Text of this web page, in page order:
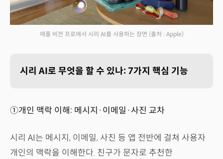
애플 비전 프로에서 시리 AI를 사용하는 장면 (출처 : Apple)
시리 AI로 무엇을 할 수 있나: 7가지 핵심 기능
①개인 맥락 이해: 메시지·이메일·사진 교차
시리 AI는 메시지, 이메일, 사진 등 앱 전반에 걸쳐 사용자
개인의 맥락을 이해한다. 친구가 문자로 추천한